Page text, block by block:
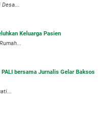
Desa...
Keluarga Pasien
bersama Jurnalis Gelar Baksos